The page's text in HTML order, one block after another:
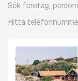
Sök företag,
Hitta